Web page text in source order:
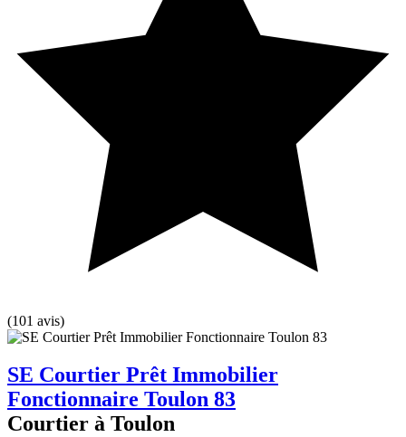
(101 avis)
SE Courtier Prêt Immobilier
Fonctionnaire Toulon 83
Courtier à Toulon